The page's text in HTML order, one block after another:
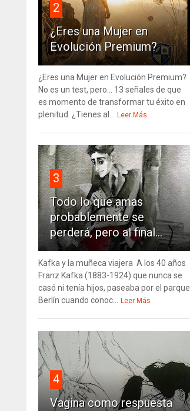
2
¿Eres una Mujer en
Evolución Premium?
¿Eres una Mujer en Evolución Premium?
No es un test, pero… 13 señales de que
es momento de transformar tu éxito en
plenitud. ¿Tienes al... Leer Más
3
Todo lo que amas
probablemente se
perderá, pero al final...
Kafka y la muñeca viajera A los 40 años
Franz Kafka (1883-1924) que nunca se
casó ni tenía hijos, paseaba por el parque
Berlín cuando conoc... Leer Más
4
Vagina como respuesta